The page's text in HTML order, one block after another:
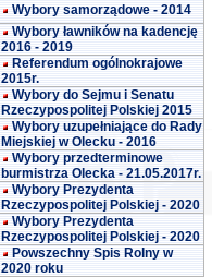
Wybory samorządowe - 2014
Wybory ławników na kadencję
2016 - 2019
Referendum ogólnokrajowe
2015r.
Wybory do Sejmu i Senatu
Rzeczypospolitej Polskiej 2015
Wybory uzupełniające do Rady
Miejskiej w Olecku - 2016
Wybory przedterminowe
burmistrza Olecka - 21.05.2017r.
Wybory Prezydenta
Rzeczypospolitej Polskiej - 2020
Wybory Prezydenta
Rzeczypospolitej Polskiej - 2020
Powszechny Spis Rolny w
2020 roku